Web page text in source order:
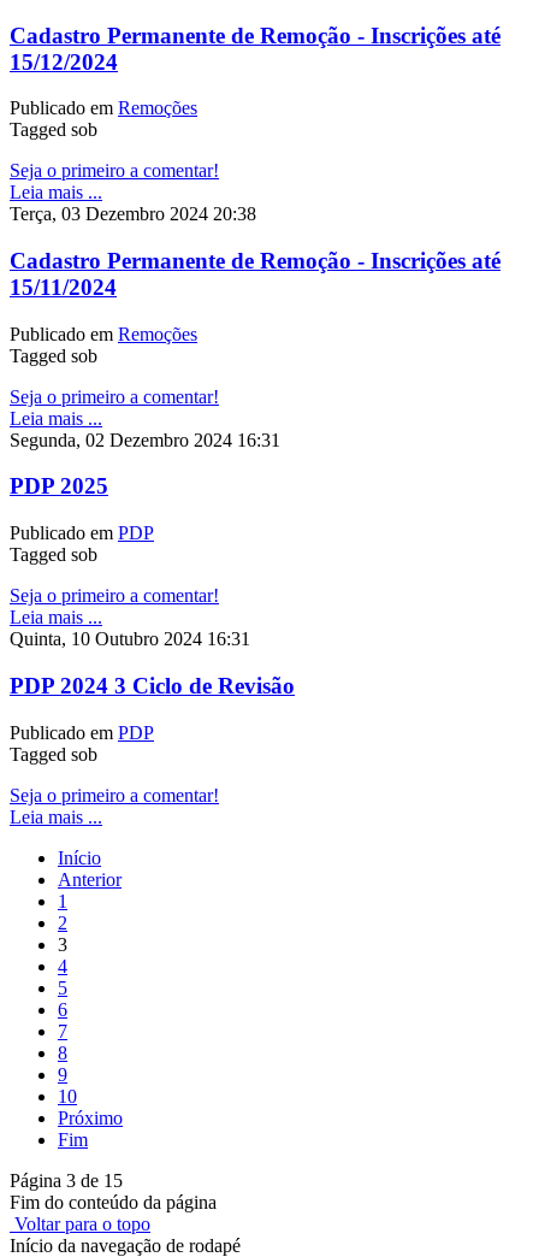
Cadastro Permanente de Remoção - Inscrições até
15/12/2024
Publicado em Remoções
Tagged sob
Seja o primeiro a comentar!
Leia mais ...
Terça, 03 Dezembro 2024 20:38
Cadastro Permanente de Remoção - Inscrições até
15/11/2024
Publicado em Remoções
Tagged sob
Seja o primeiro a comentar!
Leia mais ...
Segunda, 02 Dezembro 2024 16:31
PDP 2025
Publicado em PDP
Tagged sob
Seja o primeiro a comentar!
Leia mais ...
Quinta, 10 Outubro 2024 16:31
PDP 2024 3 Ciclo de Revisão
Publicado em PDP
Tagged sob
Seja o primeiro a comentar!
Leia mais ...
Início
Anterior
1
2
3
4
5
6
7
8
9
10
Próximo
Fim
Página 3 de 15
Fim do conteúdo da página
Voltar para o topo
Início da navegação de rodapé